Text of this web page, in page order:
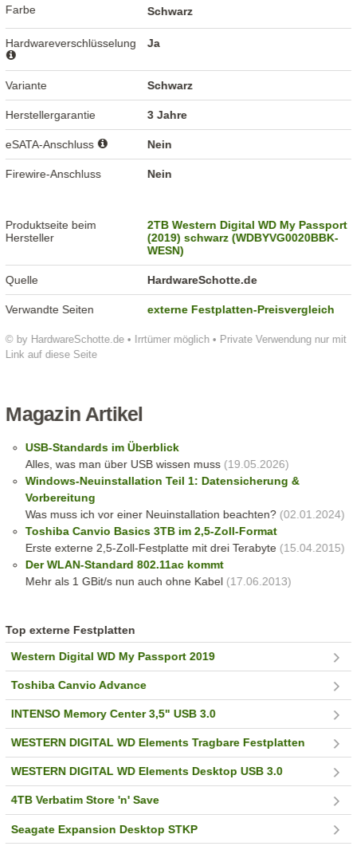
© by HardwareSchotte.de • Irrtümer möglich • Private Verwendung nur mit
Link auf diese Seite
Farbe Schwarz
Hardwareverschlüsselung Ja
Variante Schwarz
Herstellergarantie 3 Jahre
eSATA-Anschluss Nein
Firewire-Anschluss Nein
Produktseite beim
Hersteller
2TB Western Digital WD My Passport
(2019) schwarz (WDBYVG0020BBK-
WESN)
Quelle HardwareSchotte.de
Verwandte Seiten externe Festplatten-Preisvergleich
Magazin Artikel
USB-Standards im Überblick
Alles, was man über USB wissen muss(19.05.2026)
Windows-Neuinstallation Teil 1: Datensicherung &
Vorbereitung
Was muss ich vor einer Neuinstallation beachten?(02.01.2024)
Toshiba Canvio Basics 3TB im 2,5-Zoll-Format
Erste externe 2,5-Zoll-Festplatte mit drei Terabyte (15.04.2015)
Der WLAN-Standard 802.11ac kommt
Mehr als 1 GBit/s nun auch ohne Kabel(17.06.2013)
Top externe Festplatten
Western Digital WD My Passport 2019
Toshiba Canvio Advance
INTENSO Memory Center 3,5" USB 3.0
WESTERN DIGITAL WD Elements Tragbare Festplatten
WESTERN DIGITAL WD Elements Desktop USB 3.0
4TB Verbatim Store 'n' Save
Seagate Expansion Desktop STKP